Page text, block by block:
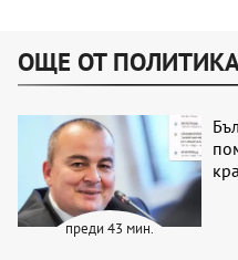
ОЩЕ ОТ
преди 43 мин.